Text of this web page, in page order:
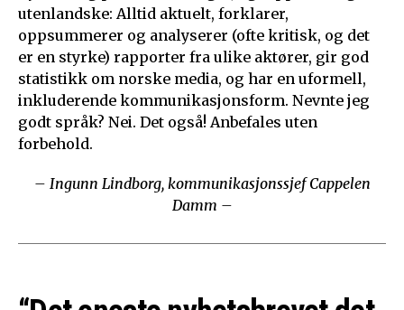
utenlandske: Alltid aktuelt, forklarer,
oppsummerer og analyserer (ofte kritisk, og det
er en styrke) rapporter fra ulike aktører, gir god
statistikk om norske media, og har en uformell,
inkluderende kommunikasjonsform. Nevnte jeg
godt språk? Nei. Det også! Anbefales uten
forbehold.
– Ingunn Lindborg, kommunikasjonssjef Cappelen
Damm –